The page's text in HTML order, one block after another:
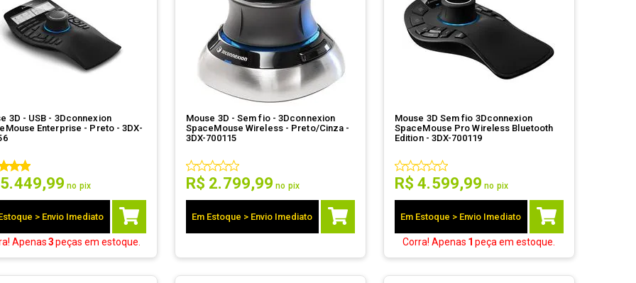
3D - USB - 3Dconnexion
Enterprise - Preto - 3DX-
5.449,99 no pix
> Envio Imediato
Apenas3peças em estoque.
Mouse 3D - Sem fio - 3Dconnexion
SpaceMouse Wireless - Preto/Cinza -
3DX-700115
R$ 2.799,99 no pix
Em Estoque > Envio Imediato
Mouse 3D Sem fio 3Dconnexion
SpaceMouse Pro Wireless Bluetooth
Edition - 3DX-700119
R$ 4.599,99 no pix
Em Estoque > Envio Imediato
Corra! Apenas 1 peça em estoque.